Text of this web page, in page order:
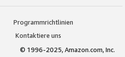
Programmrichtlinien
Kontaktiere uns
© 1996-2025, Amazon.com, Inc.